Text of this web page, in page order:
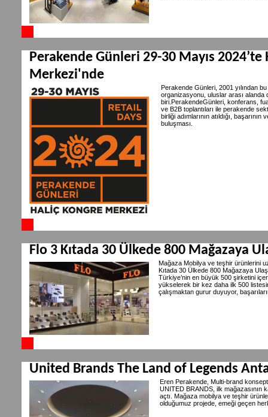
Perakende Günleri 29-30 Mayıs 2024’te
Merkezi'nde
Perakende Günleri, 2001 yılından
organizasyonu, uluslar arası alanda
biri.PerakendeGünleri, konferans,
ve B2B toplantıları ile perakende
birliği adımlarının atıldığı,
buluşması.
Flo 3 Kıtada 30 Ülkede 800 Mağazaya
Mağaza Mobilya ve teşhir ürünlerini
Kıtada 30 Ülkede 800 Mağazaya
Türkiye’nin en büyük 500 şirketini
yükselerek bir kez daha ilk 500
çalışmaktan gurur duyuyor,
United Brands The Land of Legends
Eren Perakende, Multi-brand
UNITED BRANDS, ilk mağazasının
açtı. Mağaza mobilya ve teşhir
olduğumuz projede, emeği geçen